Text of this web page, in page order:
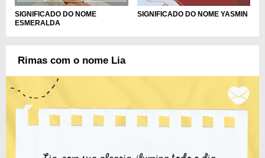
SIGNIFICADO DO NOME
ESMERALDA
SIGNIFICADO DO NOME YASMIN
Rimas com o nome Lia